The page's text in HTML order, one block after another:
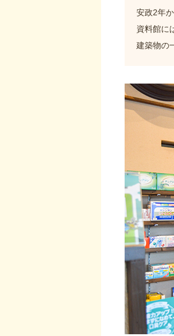
安政2年
資料館に
建築物の